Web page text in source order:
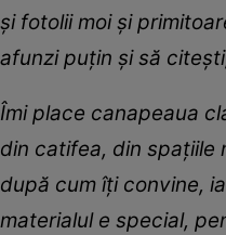
și fotolii moi și
afunzi puțin și să
Îmi place canapeaua
din catifea, din spațiile
după cum îți convine,
materialul e special,